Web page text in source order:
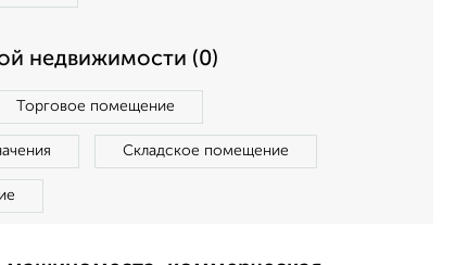
недвижимости (0)
Торговое помещение
Складское помещение